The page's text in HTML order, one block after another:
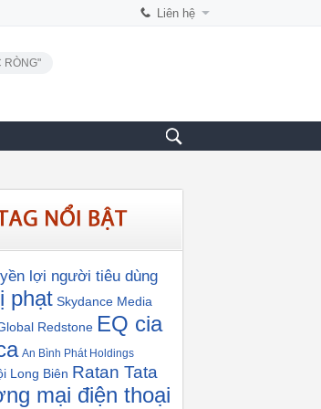
Liên hệ
RÒNG"
lợi người tiêu dùng
phạt Skydance Media
Redstone EQ cia
An Bình Phát Holdings
Long Biên Ratan Tata
mại điện thoại